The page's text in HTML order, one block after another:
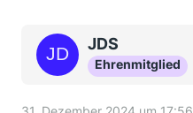
JDS
Ehrenmitglied